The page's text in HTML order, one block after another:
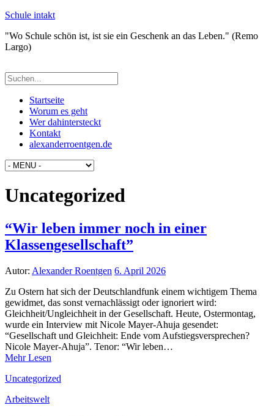
Schule intakt
"Wo Schule schön ist, ist sie ein Geschenk an das Leben." (Remo
Largo)
Startseite
Worum es geht
Wer dahintersteckt
Kontakt
alexanderroentgen.de
Uncategorized
“Wir leben immer noch in einer
Klassengesellschaft”
Autor: Alexander Roentgen 6. April 2026
Zu Ostern hat sich der Deutschlandfunk einem wichtigem Thema
gewidmet, das sonst vernachlässigt oder ignoriert wird:
Gleichheit/Ungleichheit in der Gesellschaft. Heute, Ostermontag,
wurde ein Interview mit Nicole Mayer-Ahuja gesendet:
“Gesellschaft und Gleichheit: Ende vom Aufstiegsversprechen?
Nicole Mayer-Ahuja”. Tenor: “Wir leben…
Mehr Lesen
Uncategorized
Arbeitswelt